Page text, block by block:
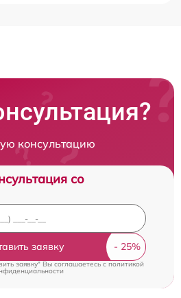
консультацию
со
заявку
заявку" Вы соглашаетесь cполитикой